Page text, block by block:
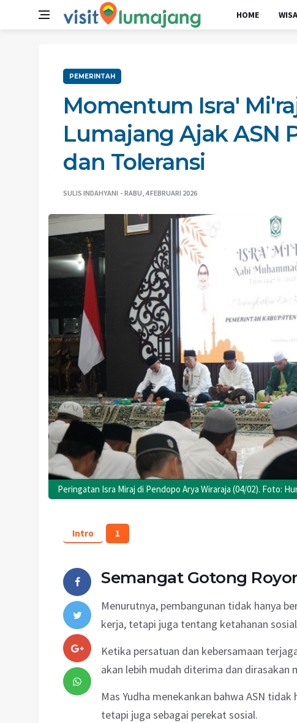
HOME
PEMERINTAH
Momentum Isra'
Lumajang Ajak ASN
dan Toleransi
SULIS INDAHYANI RABU, 4 FEBRUARI 2026
Peringatan Isra Miraj di Pendopo Arya Wiraraja (04/02). Foto:
Intro 1
Semangat Gotong
Menurutnya, pembangunan tidak hanya
kerja, tetapi juga tentang ketahanan
Ketika persatuan dan kebersamaan
akan lebih mudah diterima dan dirasakan
Mas Yudha menekankan bahwa ASN
tetapi juga sebagai perekat sosial.